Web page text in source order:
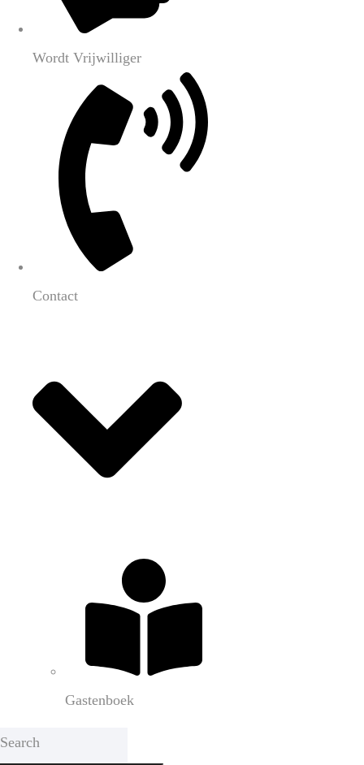
Wordt Vrijwilliger
Contact
Gastenboek
Search